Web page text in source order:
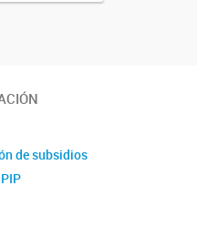
de subsidios